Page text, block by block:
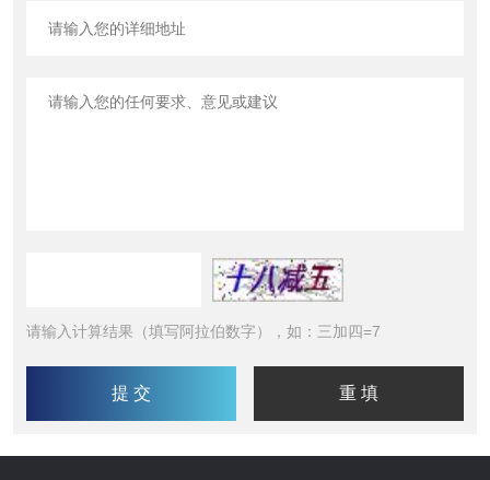
请输入计算结果（填写阿拉伯数字），如：三加四=7